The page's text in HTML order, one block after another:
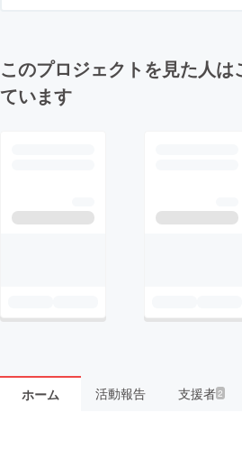
このプロジェクトを見た人は
ています
ホーム 活動報告 支援者2